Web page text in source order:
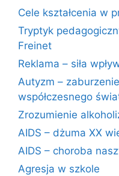
Cele kształcenia w
Tryptyk
Freinet
Reklama – siła
Autyzm –
współczesnego
Zrozumienie
AIDS – dżuma XX
AIDS – choroba
Agresja w szkole